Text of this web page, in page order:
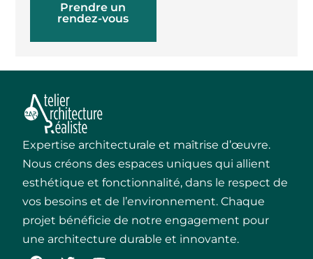
Prendre un
rendez-vous
Expertise architecturale et maîtrise d’œuvre.
Nous créons des espaces uniques qui allient
esthétique et fonctionnalité, dans le respect de
vos besoins et de l’environnement. Chaque
projet bénéficie de notre engagement pour
une architecture durable et innovante.